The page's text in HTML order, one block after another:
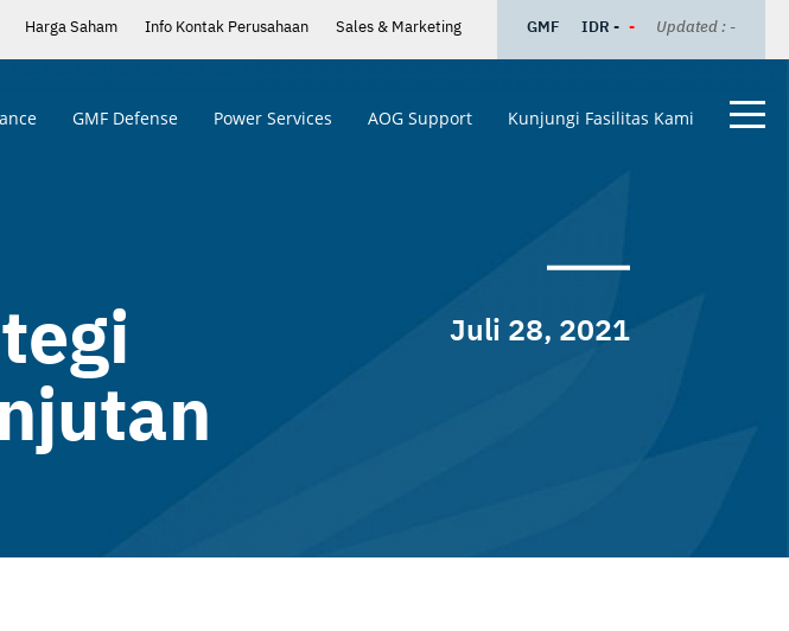
Harga Saham Info Kontak Perusahaan Sales & Marketing GMF IDR - - Updated : -
GMF Defense Power Services AOG Support Kunjungi Fasilitas Kami
Juli 28, 2021